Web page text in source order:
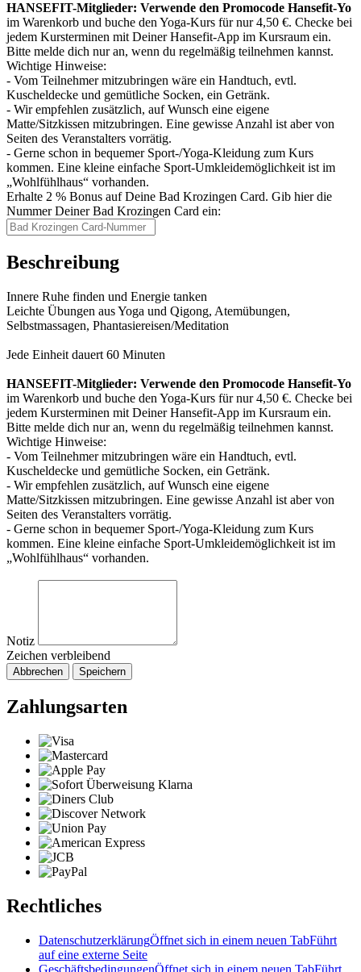
HANSEFIT-Mitglieder: Verwende den Promocode Hansefit-Yo
im Warenkorb und buche den Yoga-Kurs für nur 4,50 €. Checke bei
jedem Kursterminen mit Deiner Hansefit-App im Kursraum ein.
Bitte melde dich nur an, wenn du regelmäßig teilnehmen kannst.
Wichtige Hinweise:
- Vom Teilnehmer mitzubringen wäre ein Handtuch, evtl.
Kuscheldecke und gemütliche Socken, ein Getränk.
- Wir empfehlen zusätzlich, auf Wunsch eine eigene
Matte/Sitzkissen mitzubringen. Eine gewisse Anzahl ist aber von
Seiten des Veranstalters vorrätig.
- Gerne schon in bequemer Sport-/Yoga-Kleidung zum Kurs
kommen. Eine kleine einfache Sport-Umkleidemöglichkeit ist im
„Wohlfühlhaus“ vorhanden.
Erhalte 2 % Bonus auf Deine Bad Krozingen Card. Gib hier die
Nummer Deiner Bad Krozingen Card ein:
Beschreibung
Innere Ruhe finden und Energie tanken
Leichte Übungen aus Yoga und Qigong, Atemübungen,
Selbstmassagen, Phantasiereisen/Meditation
Jede Einheit dauert 60 Minuten
HANSEFIT-Mitglieder: Verwende den Promocode Hansefit-Yo
im Warenkorb und buche den Yoga-Kurs für nur 4,50 €. Checke bei
jedem Kursterminen mit Deiner Hansefit-App im Kursraum ein.
Bitte melde dich nur an, wenn du regelmäßig teilnehmen kannst.
Wichtige Hinweise:
- Vom Teilnehmer mitzubringen wäre ein Handtuch, evtl.
Kuscheldecke und gemütliche Socken, ein Getränk.
- Wir empfehlen zusätzlich, auf Wunsch eine eigene
Matte/Sitzkissen mitzubringen. Eine gewisse Anzahl ist aber von
Seiten des Veranstalters vorrätig.
- Gerne schon in bequemer Sport-/Yoga-Kleidung zum Kurs
kommen. Eine kleine einfache Sport-Umkleidemöglichkeit ist im
„Wohlfühlhaus“ vorhanden.
Notiz
Zeichen verbleibend
Abbrechen Speichern
Zahlungsarten
Rechtliches
DatenschutzerklärungÖffnet sich in einem neuen TabFührt
auf eine externe Seite
GeschäftsbedingungenÖffnet sich in einem neuen TabFührt